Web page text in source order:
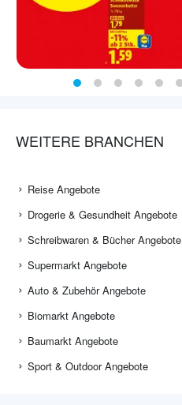
WEITERE BRANCHEN
Reise Angebote
Drogerie & Gesundheit Angebote
Schreibwaren & Bücher Angebote
Supermarkt Angebote
Auto & Zubehör Angebote
Biomarkt Angebote
Baumarkt Angebote
Sport & Outdoor Angebote